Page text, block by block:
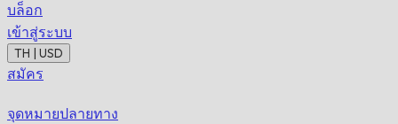
บล็อก
เข้าสู่ระบบ
TH | USD
สมัคร
จุดหมายปลายทาง